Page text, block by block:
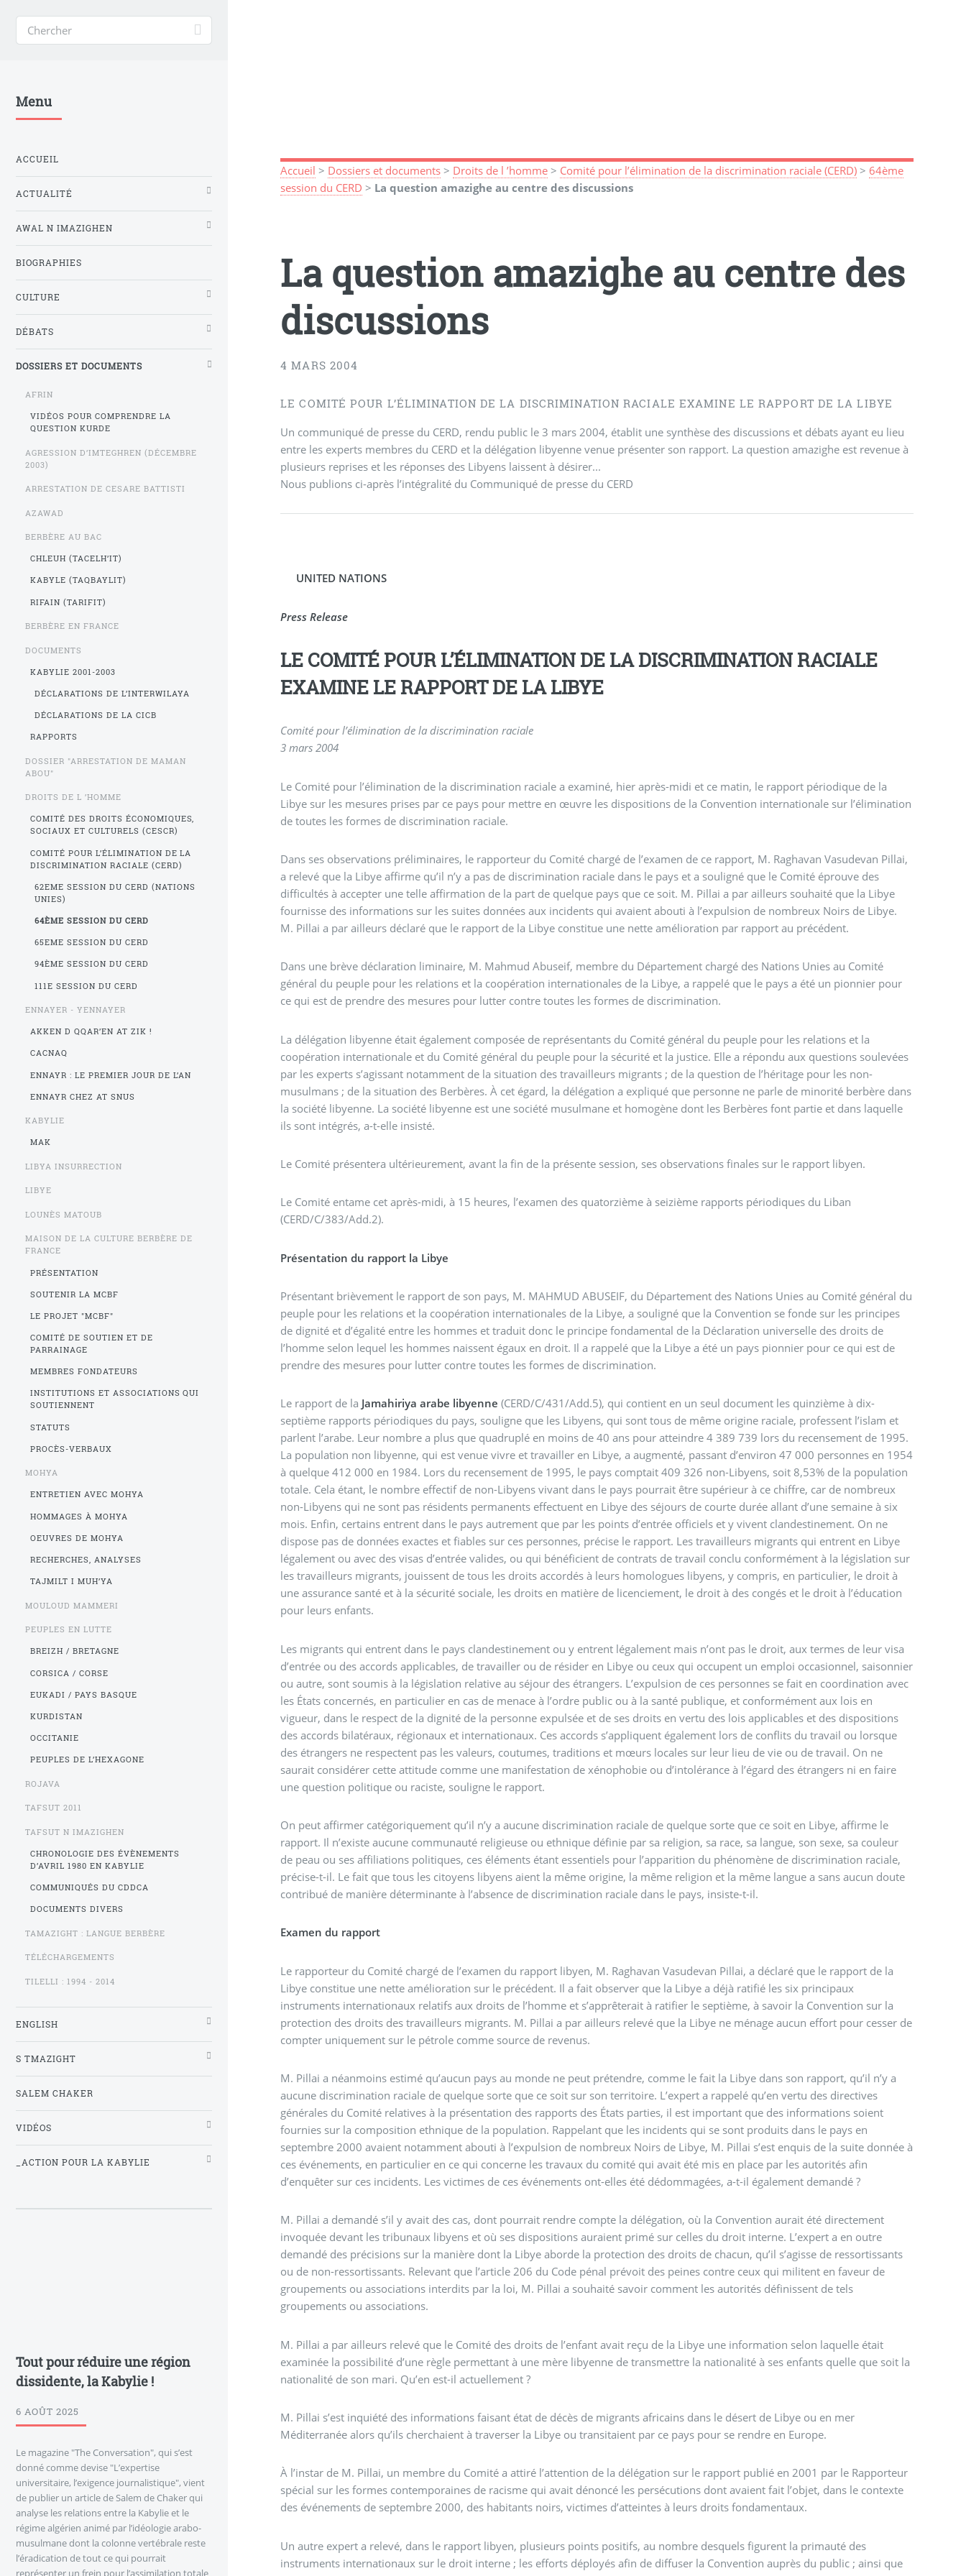
Accueil > Dossiers et documents > Droits de l ’homme > Comité pour l’élimination de la discrimination raciale (CERD) > 64ème
session du CERD > La question amazighe au centre des discussions
La question amazighe au centre des
discussions
4 MARS 2004
LE COMITÉ POUR L’ÉLIMINATION DE LA DISCRIMINATION RACIALE EXAMINE LE RAPPORT DE LA LIBYE
Un communiqué de presse du CERD, rendu public le 3 mars 2004, établit une synthèse des discussions et débats ayant eu lieu
entre les experts membres du CERD et la délégation libyenne venue présenter son rapport. La question amazighe est revenue à
plusieurs reprises et les réponses des Libyens laissent à désirer...
Nous publions ci-après l’intégralité du Communiqué de presse du CERD
UNITED NATIONS
Press Release
LE COMITÉ POUR L’ÉLIMINATION DE LA DISCRIMINATION RACIALE
EXAMINE LE RAPPORT DE LA LIBYE
Comité pour l’élimination de la discrimination raciale
3 mars 2004
Le Comité pour l’élimination de la discrimination raciale a examiné, hier après-midi et ce matin, le rapport périodique de la
Libye sur les mesures prises par ce pays pour mettre en œuvre les dispositions de la Convention internationale sur l’élimination
de toutes les formes de discrimination raciale.
Dans ses observations préliminaires, le rapporteur du Comité chargé de l’examen de ce rapport, M. Raghavan Vasudevan Pillai,
a relevé que la Libye affirme qu’il n’y a pas de discrimination raciale dans le pays et a souligné que le Comité éprouve des
difficultés à accepter une telle affirmation de la part de quelque pays que ce soit. M. Pillai a par ailleurs souhaité que la Libye
fournisse des informations sur les suites données aux incidents qui avaient abouti à l’expulsion de nombreux Noirs de Libye.
M. Pillai a par ailleurs déclaré que le rapport de la Libye constitue une nette amélioration par rapport au précédent.
Dans une brève déclaration liminaire, M. Mahmud Abuseif, membre du Département chargé des Nations Unies au Comité
général du peuple pour les relations et la coopération internationales de la Libye, a rappelé que le pays a été un pionnier pour
ce qui est de prendre des mesures pour lutter contre toutes les formes de discrimination.
La délégation libyenne était également composée de représentants du Comité général du peuple pour les relations et la
coopération internationale et du Comité général du peuple pour la sécurité et la justice. Elle a répondu aux questions soulevées
par les experts s’agissant notamment de la situation des travailleurs migrants ; de la question de l’héritage pour les non-
musulmans ; de la situation des Berbères. À cet égard, la délégation a expliqué que personne ne parle de minorité berbère dans
la société libyenne. La société libyenne est une société musulmane et homogène dont les Berbères font partie et dans laquelle
ils sont intégrés, a-t-elle insisté.
Le Comité présentera ultérieurement, avant la fin de la présente session, ses observations finales sur le rapport libyen.
Le Comité entame cet après-midi, à 15 heures, l’examen des quatorzième à seizième rapports périodiques du Liban
(CERD/C/383/Add.2).
Présentation du rapport la Libye
Présentant brièvement le rapport de son pays, M. MAHMUD ABUSEIF, du Département des Nations Unies au Comité général du
peuple pour les relations et la coopération internationales de la Libye, a souligné que la Convention se fonde sur les principes
de dignité et d’égalité entre les hommes et traduit donc le principe fondamental de la Déclaration universelle des droits de
l’homme selon lequel les hommes naissent égaux en droit. Il a rappelé que la Libye a été un pays pionnier pour ce qui est de
prendre des mesures pour lutter contre toutes les formes de discrimination.
Le rapport de la Jamahiriya arabe libyenne (CERD/C/431/Add.5), qui contient en un seul document les quinzième à dix-
septième rapports périodiques du pays, souligne que les Libyens, qui sont tous de même origine raciale, professent l’islam et
parlent l’arabe. Leur nombre a plus que quadruplé en moins de 40 ans pour atteindre 4 389 739 lors du recensement de 1995.
La population non libyenne, qui est venue vivre et travailler en Libye, a augmenté, passant d’environ 47 000 personnes en 1954
à quelque 412 000 en 1984. Lors du recensement de 1995, le pays comptait 409 326 non-Libyens, soit 8,53% de la population
totale. Cela étant, le nombre effectif de non-Libyens vivant dans le pays pourrait être supérieur à ce chiffre, car de nombreux
non-Libyens qui ne sont pas résidents permanents effectuent en Libye des séjours de courte durée allant d’une semaine à six
mois. Enfin, certains entrent dans le pays autrement que par les points d’entrée officiels et y vivent clandestinement. On ne
dispose pas de données exactes et fiables sur ces personnes, précise le rapport. Les travailleurs migrants qui entrent en Libye
légalement ou avec des visas d’entrée valides, ou qui bénéficient de contrats de travail conclu conformément à la législation sur
les travailleurs migrants, jouissent de tous les droits accordés à leurs homologues libyens, y compris, en particulier, le droit à
une assurance santé et à la sécurité sociale, les droits en matière de licenciement, le droit à des congés et le droit à l’éducation
pour leurs enfants.
Les migrants qui entrent dans le pays clandestinement ou y entrent légalement mais n’ont pas le droit, aux termes de leur visa
d’entrée ou des accords applicables, de travailler ou de résider en Libye ou ceux qui occupent un emploi occasionnel, saisonnier
ou autre, sont soumis à la législation relative au séjour des étrangers. L’expulsion de ces personnes se fait en coordination avec
les États concernés, en particulier en cas de menace à l’ordre public ou à la santé publique, et conformément aux lois en
vigueur, dans le respect de la dignité de la personne expulsée et de ses droits en vertu des lois applicables et des dispositions
des accords bilatéraux, régionaux et internationaux. Ces accords s’appliquent également lors de conflits du travail ou lorsque
des étrangers ne respectent pas les valeurs, coutumes, traditions et mœurs locales sur leur lieu de vie ou de travail. On ne
saurait considérer cette attitude comme une manifestation de xénophobie ou d’intolérance à l’égard des étrangers ni en faire
une question politique ou raciste, souligne le rapport.
On peut affirmer catégoriquement qu’il n’y a aucune discrimination raciale de quelque sorte que ce soit en Libye, affirme le
rapport. Il n’existe aucune communauté religieuse ou ethnique définie par sa religion, sa race, sa langue, son sexe, sa couleur
de peau ou ses affiliations politiques, ces éléments étant essentiels pour l’apparition du phénomène de discrimination raciale,
précise-t-il. Le fait que tous les citoyens libyens aient la même origine, la même religion et la même langue a sans aucun doute
contribué de manière déterminante à l’absence de discrimination raciale dans le pays, insiste-t-il.
Examen du rapport
Le rapporteur du Comité chargé de l’examen du rapport libyen, M. Raghavan Vasudevan Pillai, a déclaré que le rapport de la
Libye constitue une nette amélioration sur le précédent. Il a fait observer que la Libye a déjà ratifié les six principaux
instruments internationaux relatifs aux droits de l’homme et s’apprêterait à ratifier le septième, à savoir la Convention sur la
protection des droits des travailleurs migrants. M. Pillai a par ailleurs relevé que la Libye ne ménage aucun effort pour cesser de
compter uniquement sur le pétrole comme source de revenus.
M. Pillai a néanmoins estimé qu’aucun pays au monde ne peut prétendre, comme le fait la Libye dans son rapport, qu’il n’y a
aucune discrimination raciale de quelque sorte que ce soit sur son territoire. L’expert a rappelé qu’en vertu des directives
générales du Comité relatives à la présentation des rapports des États parties, il est important que des informations soient
fournies sur la composition ethnique de la population. Rappelant que les incidents qui se sont produits dans le pays en
septembre 2000 avaient notamment abouti à l’expulsion de nombreux Noirs de Libye, M. Pillai s’est enquis de la suite donnée à
ces événements, en particulier en ce qui concerne les travaux du comité qui avait été mis en place par les autorités afin
d’enquêter sur ces incidents. Les victimes de ces événements ont-elles été dédommagées, a-t-il également demandé ?
M. Pillai a demandé s’il y avait des cas, dont pourrait rendre compte la délégation, où la Convention aurait été directement
invoquée devant les tribunaux libyens et où ses dispositions auraient primé sur celles du droit interne. L’expert a en outre
demandé des précisions sur la manière dont la Libye aborde la protection des droits de chacun, qu’il s’agisse de ressortissants
ou de non-ressortissants. Relevant que l’article 206 du Code pénal prévoit des peines contre ceux qui militent en faveur de
groupements ou associations interdits par la loi, M. Pillai a souhaité savoir comment les autorités définissent de tels
groupements ou associations.
M. Pillai a par ailleurs relevé que le Comité des droits de l’enfant avait reçu de la Libye une information selon laquelle était
examinée la possibilité d’une règle permettant à une mère libyenne de transmettre la nationalité à ses enfants quelle que soit la
nationalité de son mari. Qu’en est-il actuellement ?
M. Pillai s’est inquiété des informations faisant état de décès de migrants africains dans le désert de Libye ou en mer
Méditerranée alors qu’ils cherchaient à traverser la Libye ou transitaient par ce pays pour se rendre en Europe.
À l’instar de M. Pillai, un membre du Comité a attiré l’attention de la délégation sur le rapport publié en 2001 par le Rapporteur
spécial sur les formes contemporaines de racisme qui avait dénoncé les persécutions dont avaient fait l’objet, dans le contexte
des événements de septembre 2000, des habitants noirs, victimes d’atteintes à leurs droits fondamentaux.
Un autre expert a relevé, dans le rapport libyen, plusieurs points positifs, au nombre desquels figurent la primauté des
instruments internationaux sur le droit interne ; les efforts déployés afin de diffuser la Convention auprès du public ; ainsi que
Menu
ACCUEIL
ACTUALITÉ
AWAL N IMAZIGHEN
BIOGRAPHIES
CULTURE
DÉBATS
DOSSIERS ET DOCUMENTS
AFRIN
VIDÉOS POUR COMPRENDRE LA
QUESTION KURDE
AGRESSION D’IMTEGHREN (DÉCEMBRE
2003)
ARRESTATION DE CESARE BATTISTI
AZAWAD
BERBÈRE AU BAC
CHLEUH (TACELH’IT)
KABYLE (TAQBAYLIT)
RIFAIN (TARIFIT)
BERBÈRE EN FRANCE
DOCUMENTS
KABYLIE 2001-2003
DÉCLARATIONS DE L’INTERWILAYA
DÉCLARATIONS DE LA CICB
RAPPORTS
DOSSIER "ARRESTATION DE MAMAN
ABOU"
DROITS DE L ’HOMME
COMITÉ DES DROITS ÉCONOMIQUES,
SOCIAUX ET CULTURELS (CESCR)
COMITÉ POUR L’ÉLIMINATION DE LA
DISCRIMINATION RACIALE (CERD)
62EME SESSION DU CERD (NATIONS
UNIES)
64ÈME SESSION DU CERD
65EME SESSION DU CERD
94ÈME SESSION DU CERD
111E SESSION DU CERD
ENNAYER - YENNAYER
AKKEN D QQAR’EN AT ZIK !
CACNAQ
ENNAYR : LE PREMIER JOUR DE L’AN
ENNAYR CHEZ AT SNUS
KABYLIE
MAK
LIBYA INSURRECTION
LIBYE
LOUNÈS MATOUB
MAISON DE LA CULTURE BERBÈRE DE
FRANCE
PRÉSENTATION
SOUTENIR LA MCBF
LE PROJET "MCBF"
COMITÉ DE SOUTIEN ET DE
PARRAINAGE
MEMBRES FONDATEURS
INSTITUTIONS ET ASSOCIATIONS QUI
SOUTIENNENT
STATUTS
PROCÈS-VERBAUX
MOHYA
ENTRETIEN AVEC MOHYA
HOMMAGES À MOHYA
OEUVRES DE MOHYA
RECHERCHES, ANALYSES
TAJMILT I MUH’YA
MOULOUD MAMMERI
PEUPLES EN LUTTE
BREIZH / BRETAGNE
CORSICA / CORSE
EUKADI / PAYS BASQUE
KURDISTAN
OCCITANIE
PEUPLES DE L’HEXAGONE
ROJAVA
TAFSUT 2011
TAFSUT N IMAZIGHEN
CHRONOLOGIE DES ÉVÈNEMENTS
D’AVRIL 1980 EN KABYLIE
COMMUNIQUÉS DU CDDCA
DOCUMENTS DIVERS
TAMAZIGHT : LANGUE BERBÈRE
TÉLÉCHARGEMENTS
TILELLI : 1994 - 2014
ENGLISH
S TMAZIGHT
SALEM CHAKER
VIDÉOS
_ACTION POUR LA KABYLIE
Tout pour réduire une région
dissidente, la Kabylie !
6 AOÛT 2025
Le magazine "The Conversation", qui s’est
donné comme devise "L’expertise
universitaire, l’exigence journalistique", vient
de publier un article de Salem de Chaker qui
analyse les relations entre la Kabylie et le
régime algérien animé par l’idéologie arabo-
musulmane dont la colonne vertébrale reste
l’éradication de tout ce qui pourrait
représenter un frein pour l’assimilation totale